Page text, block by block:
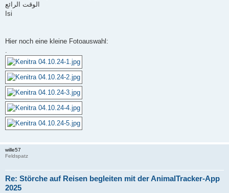
الوقت الرائع
Isi
Hier noch eine kleine Fotoauswahl:
.
wille57
Feldspatz
Re: Störche auf Reisen begleiten mit der AnimalTracker-App
2025